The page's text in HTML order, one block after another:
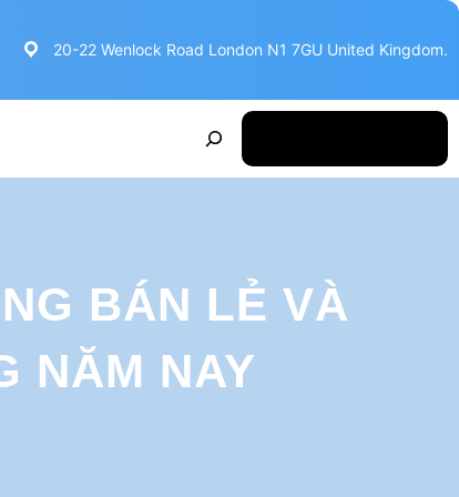
20-22 Wenlock Road London N1 7GU United Kingdom.
h
BÁN LẺ VÀ
NĂM NAY